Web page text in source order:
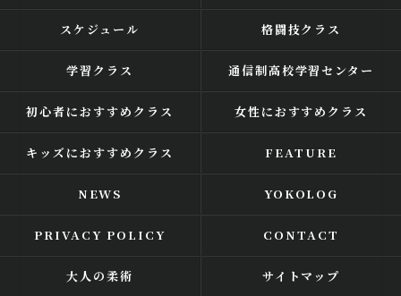
スケジュール 格闘技クラス
学習クラス 通信制高校学習センター
初心者におすすめクラス 女性におすすめクラス
キッズにおすすめクラス FEATURE
NEWS YOKOLOG
PRIVACY POLICY CONTACT
大人の柔術 サイトマップ